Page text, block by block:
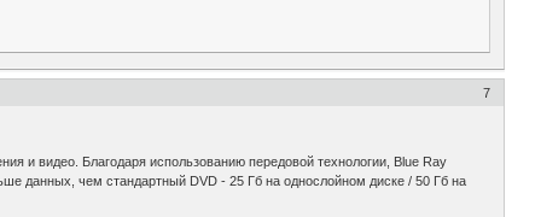
7
и видео. Благодаря использованию передовой технологии, Blue Ray
данных, чем стандартный DVD - 25 Гб на однослойном диске / 50 Гб на